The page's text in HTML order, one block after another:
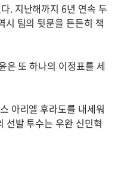
. 지난해까지 6년 연속 두
시 팀의 뒷문을 든든히 책
은 또 하나의 이정표를 세
아리엘 후라도를 내세워
선발 투수는 우완 신민혁